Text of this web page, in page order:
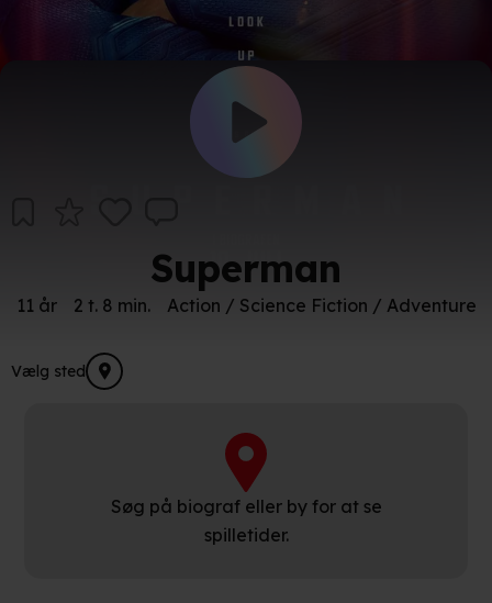
Superman
11 år 2 t. 8 min. Action / Science Fiction / Adventure
Vælg sted
Søg på biograf eller by for at se
spilletider.